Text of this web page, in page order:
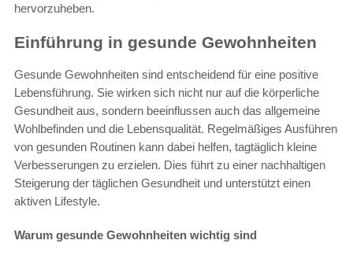
hervorzuheben.
Einführung in gesunde Gewohnheiten
Gesunde Gewohnheiten sind entscheidend für eine positive
Lebensführung. Sie wirken sich nicht nur auf die körperliche
Gesundheit aus, sondern beeinflussen auch das allgemeine
Wohlbefinden und die Lebensqualität. Regelmäßiges Ausführen
von gesunden Routinen kann dabei helfen, tagtäglich kleine
Verbesserungen zu erzielen. Dies führt zu einer nachhaltigen
Steigerung der täglichen Gesundheit und unterstützt einen
aktiven Lifestyle.
Warum gesunde Gewohnheiten wichtig sind